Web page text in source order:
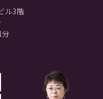
ル3階